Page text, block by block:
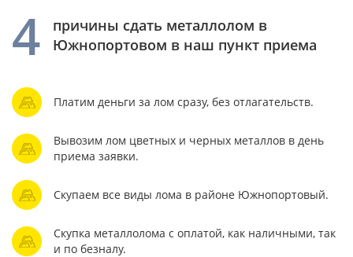
4
причины сдать металлолом в
Южнопортовом в наш пункт приема
Платим деньги за лом сразу, без отлагательств.
Вывозим лом цветных и черных металлов в день
приема заявки.
Скупаем все виды лома в районе Южнопортовый.
Скупка металлолома с оплатой, как наличными, так
и по безналу.